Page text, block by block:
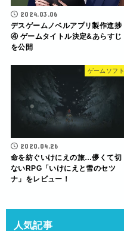
2024.03.06
デスゲームノベルアプリ製作進捗
④ ゲームタイトル決定&あらすじ
を公開
ゲームソフト
2020.04.26
命を紡ぐいけにえの旅…儚くて切
ないRPG「いけにえと雪のセツ
ナ」をレビュー！
人気記事